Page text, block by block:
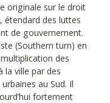
originale sur le droit
étendard des luttes
de gouvernement.
(Southern turn) en
des
la ville par des
au Sud. Il
fortement